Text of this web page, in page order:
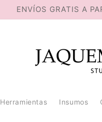
ENVÍOS GRATIS A
Herramientas Insumos